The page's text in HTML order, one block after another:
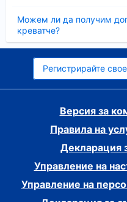
Можем ли да получим
креватче?
Регистрирайте
Версия за
Правила на
Декларация
Управление на
Управление на